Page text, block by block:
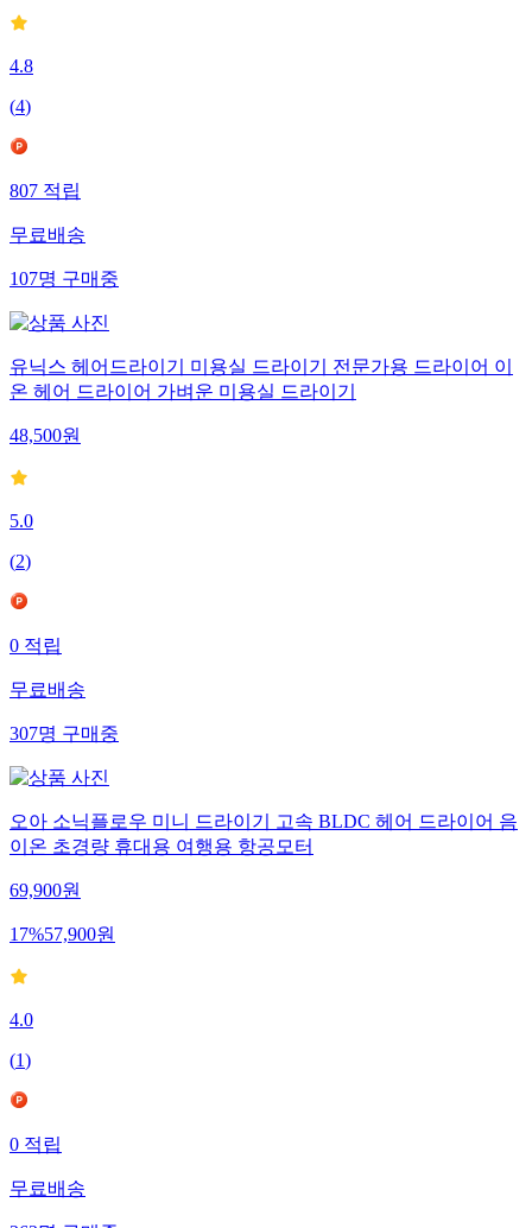
4.8
(4)
807적립
무료배송
107명구매중
유닉스 헤어드라이기 미용실 드라이기 전문가용 드라이어 이
온 헤어 드라이어 가벼운 미용실 드라이기
48,500원
5.0
(2)
0적립
무료배송
307명구매중
오아 소닉플로우 미니 드라이기 고속 BLDC 헤어 드라이어 음
이온 초경량 휴대용 여행용 항공모터
69,900원
17%57,900원
4.0
(1)
0적립
무료배송